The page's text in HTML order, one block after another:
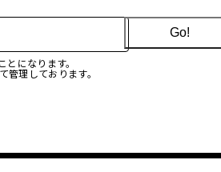
になります。
管理しております。
Go!